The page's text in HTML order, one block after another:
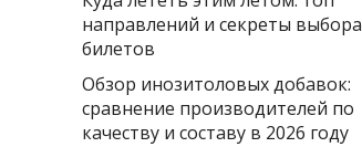
направлений и секреты выбора
билетов
Обзор инозитоловых добавок:
сравнение производителей по
качеству и составу в 2026 году